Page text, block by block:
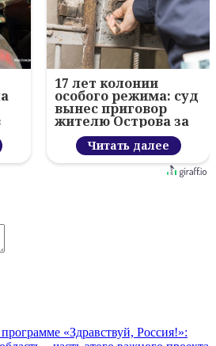
17 лет колонии
особого режима: суд
вынес приговор
жителю Острова за
преступление
против ребёнка
Читать далее
«Здравствуй, Россия!»: